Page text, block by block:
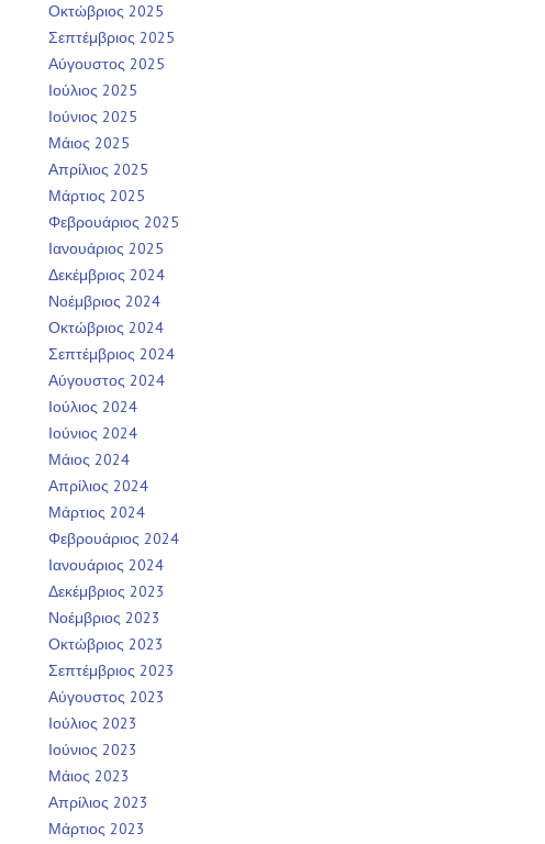
Οκτώβριος 2025
Σεπτέμβριος 2025
Αύγουστος 2025
Ιούλιος 2025
Ιούνιος 2025
Μάιος 2025
Απρίλιος 2025
Μάρτιος 2025
Φεβρουάριος 2025
Ιανουάριος 2025
Δεκέμβριος 2024
Νοέμβριος 2024
Οκτώβριος 2024
Σεπτέμβριος 2024
Αύγουστος 2024
Ιούλιος 2024
Ιούνιος 2024
Μάιος 2024
Απρίλιος 2024
Μάρτιος 2024
Φεβρουάριος 2024
Ιανουάριος 2024
Δεκέμβριος 2023
Νοέμβριος 2023
Οκτώβριος 2023
Σεπτέμβριος 2023
Αύγουστος 2023
Ιούλιος 2023
Ιούνιος 2023
Μάιος 2023
Απρίλιος 2023
Μάρτιος 2023